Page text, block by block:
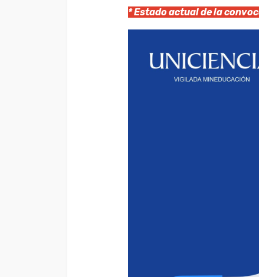
* Estado actual de la